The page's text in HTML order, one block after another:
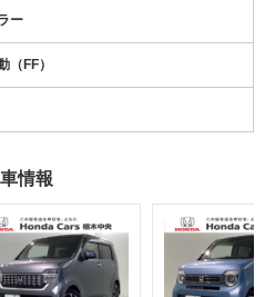
ー
（FF）
情報